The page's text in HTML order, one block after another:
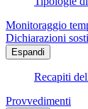
Monitoraggio
Dichiarazioni
Espandi
Recapiti
Provvedimenti